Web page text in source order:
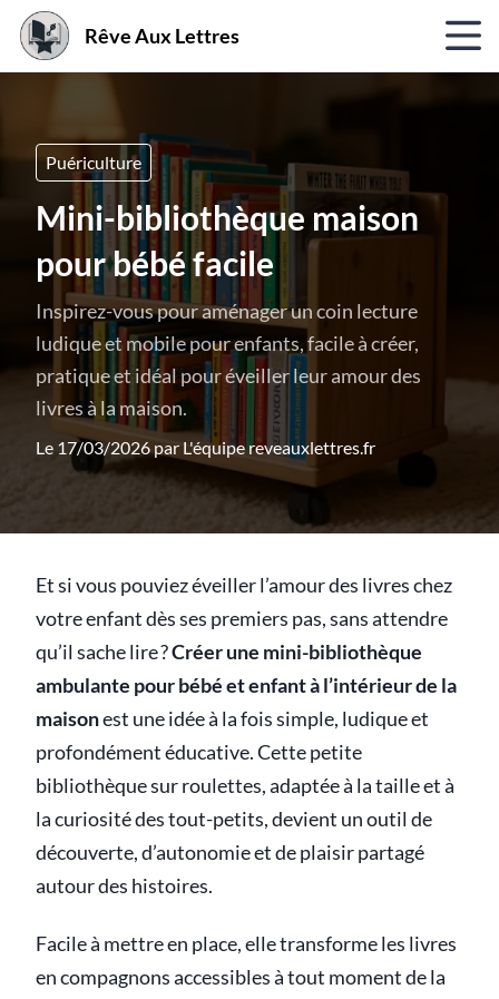
Rêve Aux Lettres
Puériculture
Mini-bibliothèque maison
pour bébé facile
Inspirez-vous pour aménager un coin lecture
ludique et mobile pour enfants, facile à créer,
pratique et idéal pour éveiller leur amour des
livres à la maison.
Le 17/03/2026 par L'équipe reveauxlettres.fr
Et si vous pouviez éveiller l’amour des livres chez
votre enfant dès ses premiers pas, sans attendre
qu’il sache lire ?Créer une mini-bibliothèque
ambulante pour bébé et enfant à l’intérieur de la
maisonest une idée à la fois simple, ludique et
profondément éducative. Cette petite
bibliothèque sur roulettes, adaptée à la taille et à
la curiosité des tout-petits, devient un outil de
découverte, d’autonomie et de plaisir partagé
autour des histoires.
Facile à mettre en place, elle transforme les livres
en compagnons accessibles à tout moment de la